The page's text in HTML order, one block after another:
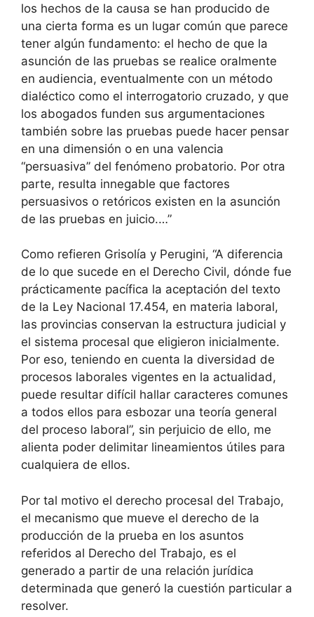
los hechos de la causa se han producido de
una cierta forma es un lugar común que parece
tener algún fundamento: el hecho de que la
asunción de las pruebas se realice oralmente
en audiencia, eventualmente con un método
dialéctico como el interrogatorio cruzado, y que
los abogados funden sus argumentaciones
también sobre las pruebas puede hacer pensar
en una dimensión o en una valencia
“persuasiva” del fenómeno probatorio. Por otra
parte, resulta innegable que factores
persuasivos o retóricos existen en la asunción
de las pruebas en juicio.…”
Como refieren Grisolía y Perugini, “A diferencia
de lo que sucede en el Derecho Civil, dónde fue
prácticamente pacífica la aceptación del texto
de la Ley Nacional 17.454, en materia laboral,
las provincias conservan la estructura judicial y
el sistema procesal que eligieron inicialmente.
Por eso, teniendo en cuenta la diversidad de
procesos laborales vigentes en la actualidad,
puede resultar difícil hallar caracteres comunes
a todos ellos para esbozar una teoría general
del proceso laboral”, sin perjuicio de ello, me
alienta poder delimitar lineamientos útiles para
cualquiera de ellos.
Por tal motivo el derecho procesal del Trabajo,
el mecanismo que mueve el derecho de la
producción de la prueba en los asuntos
referidos al Derecho del Trabajo, es el
generado a partir de una relación jurídica
determinada que generó la cuestión particular a
resolver.